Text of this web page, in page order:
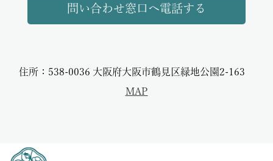
問い合わせ窓口へ電話する
住所：538-0036 大阪府大阪市鶴見区緑地公園2-163
MAP